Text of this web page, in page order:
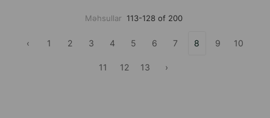
Məhsullar 113-128 of 200
‹ 1 2 3 4 5 6 7 8 9 10
11 12 13 ›